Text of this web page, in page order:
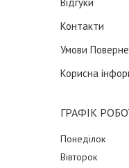
Контакти
Умови
Корисна
ГРАФІК
Понеділок
Вівторок